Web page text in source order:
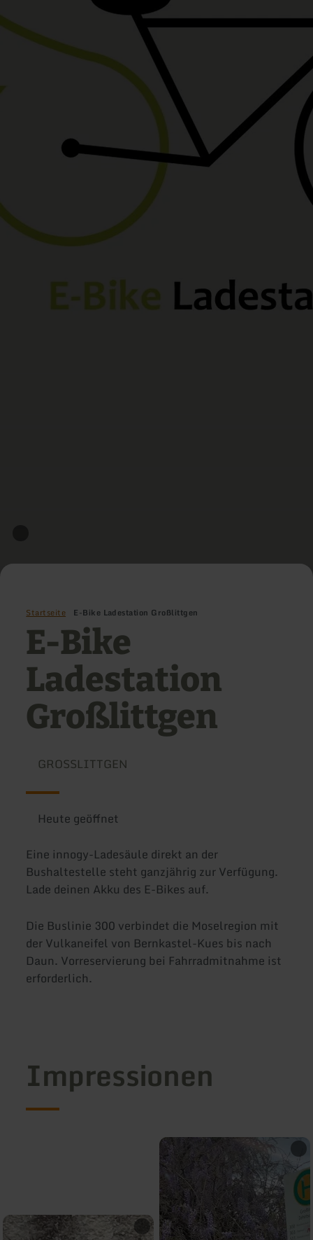
Startseite E-Bike Ladestation Großlittgen
E-Bike
Ladestation
Großlittgen
GROSSLITTGEN
Heute geöffnet
Eine innogy-Ladesäule direkt an der
Bushaltestelle steht ganzjährig zur Verfügung.
Lade deinen Akku des E-Bikes auf.
Die Buslinie 300 verbindet die Moselregion mit
der Vulkaneifel von Bernkastel-Kues bis nach
Daun. Vorreservierung bei Fahrradmitnahme ist
erforderlich.
Impressionen